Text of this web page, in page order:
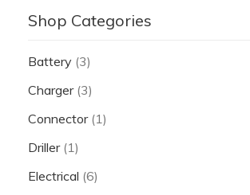
Shop Categories
Battery (3)
Charger (3)
Connector (1)
Driller (1)
Electrical (6)